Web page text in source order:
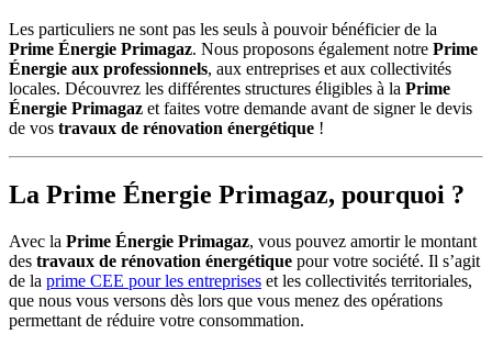
Les particuliers ne sont pas les seuls à pouvoir bénéficier de la
Prime Énergie Primagaz. Nous proposons également notre Prime
Énergie aux professionnels, aux entreprises et aux collectivités
locales. Découvrez les différentes structures éligibles à la Prime
Énergie Primagaz et faites votre demande avant de signer le devis
de vos travaux de rénovation énergétique !
La Prime Énergie Primagaz, pourquoi ?
Avec la Prime Énergie Primagaz, vous pouvez amortir le montant
des travaux de rénovation énergétique pour votre société. Il s’agit
de la prime CEE pour les entreprises et les collectivités territoriales,
que nous vous versons dès lors que vous menez des opérations
permettant de réduire votre consommation.